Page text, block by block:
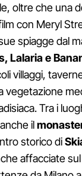
oltre che una
con Meryl
spiagge dal
Lalaria e
villaggi,
vegetazione
Tra i
il
storico di
affacciate